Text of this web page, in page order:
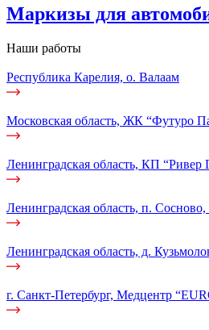
Маркизы для
Наши работы
Республика Карелия, о. Валаам
Московская область, ЖК “Футуро
Ленинградская область, КП
Ленинградская область, п.
Ленинградская область, д.
г. Санкт-Петербург, Медцентр